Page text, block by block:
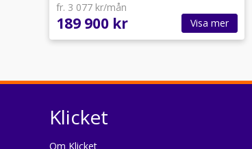
fr. 3 077 kr/mån
189 900 kr Visa mer
Klicket
Om Klicket